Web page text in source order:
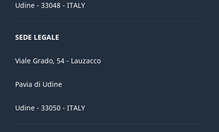
Udine - 33048 - ITALY
SEDE LEGALE
Viale Grado, 54 - Lauzacco
Pavia di Udine
Udine - 33050 - ITALY